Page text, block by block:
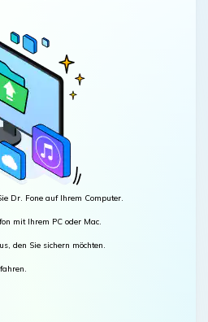
Dr. Fone auf Ihrem Computer.
mit Ihrem PC oder Mac.
den Sie sichern möchten.